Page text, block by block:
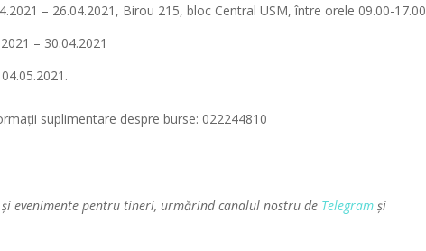
– 26.04.2021, Birou 215, bloc Central USM, între orele 09.00-17.00
– 30.04.2021
suplimentare despre burse: 022244810
evenimente pentru tineri, urmărind canalul nostru de Telegram și